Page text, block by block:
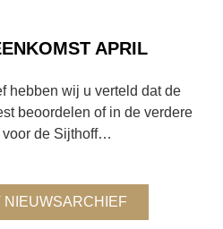
APRIL
hebben wij u verteld dat de
beoordelen of in de verdere
voor de Sijthoff…
NIEUWSARCHIEF